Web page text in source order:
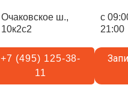
Очаковское ш.,
10к2с2
с
21:00
+7 (495) 125-38-
11